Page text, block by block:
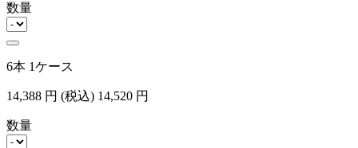
数量
6本 1ケース
14,388 円 (税込) 14,520 円
数量